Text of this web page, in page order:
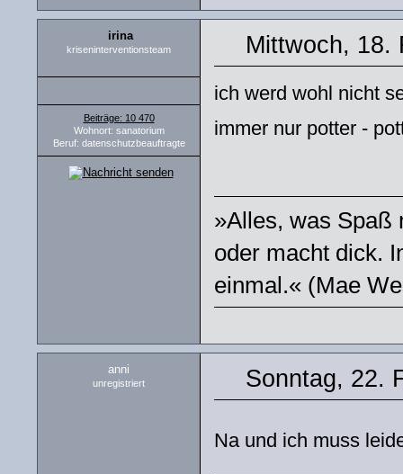
irina
kriseninterventionsteam
Beiträge: 10 470
Wohnort: sanatorium
Beruf: datenschutzbeauftragte
Mittwoch, 18.
ich werd wohl nicht
immer nur potter -
»Alles, was Spaß
oder macht dick.
einmal.« (Mae
anni
unregistriert Sonntag, 22.
Na und ich muss